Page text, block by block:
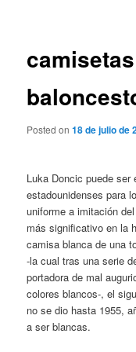
Posted on18 de julio de
Luka Doncic puede ser
estadounidenses para
uniforme a imitación
más significativo en la
camisa blanca de una
-la cual tras una serie
portadora de mal
colores blancos-, el
no se dio hasta 1955,
a ser blancas.